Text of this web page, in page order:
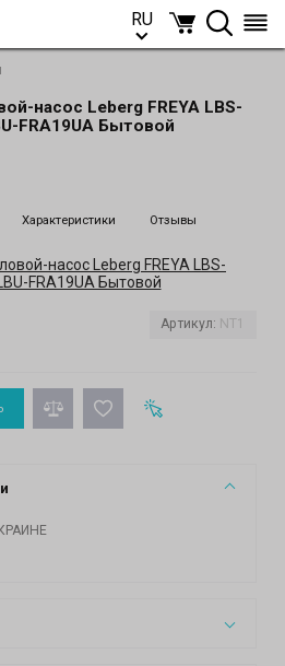
RU
насос Leberg FREYA LBS-
FRA19UA Бытовой
Характеристики Отзывы
Артикул: NT1